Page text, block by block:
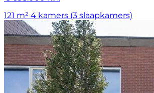
121 m² 4 kamers (3 slaapkamers)